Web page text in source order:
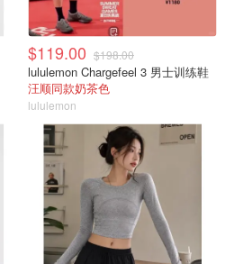
$119.00 $198.00
lululemon Chargefeel 3 男士训练鞋
汪顺同款奶茶色
lululemon